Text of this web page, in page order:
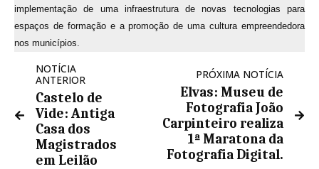
implementação de uma infraestrutura de novas tecnologias para
espaços de formação e a promoção de uma cultura empreendedora
nos municípios.
NOTÍCIA
ANTERIOR
Castelo de
Vide: Antiga
Casa dos
Magistrados
em Leilão
PRÓXIMA NOTÍCIA
Elvas: Museu de
Fotografia João
Carpinteiro realiza
1ª Maratona da
Fotografia Digital.